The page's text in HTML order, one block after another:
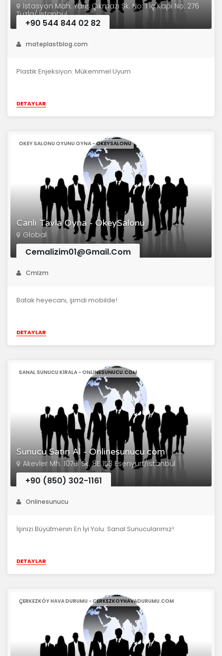
İstasyon Mah. Yarış Çıkmazı Sk. No: 1 İç Kapı No: 276
Tuzla/ İstanbul
+90 544 844 02 82
mateplastblog.com
Plastik Enjeksiyon: Mükemmel Uyum
DETAYLAR
Canlı Tavla Oyna - OkeySalonu
OKEY SALONU OYUNU OYNA - OKEYSALONU
Global
Cemalizim01@Gmail.Com
Cmlzm
Batak heyecanı, şimdi mobilde!
DETAYLAR
Sunucu Satın Al - Onlinesunucu.com
SANAL SUNUCU KIRALA - ONLINESUNUCU.COM
Akevler Mh. 1076. Sk. 8E 153 Esenyurt/İstanbul
+90 (850) 302-1161
Onlinesunucu
İşinizi Büyütmenin En İyi Yolu: Sanal Sunucularımız!
DETAYLAR
ÇERKEZKÖY HAVA DURUMU - CERKEZKOYHAVADURUMU.COM